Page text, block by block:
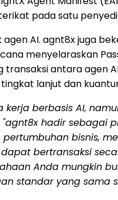
pada satu
AI. agnt8x juga
menyelaraskan
antara agen
lanjut dan
berbasis AI,
"agnt8x hadir
bisnis,
bertransaksi
Anda mungkin
standar yang sama